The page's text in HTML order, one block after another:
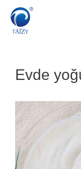
İçeriğe
atla
Evde